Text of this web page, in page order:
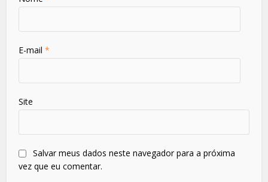
E-mail*
Site
Salvar meus dados neste navegador para a próxima
vez que eu comentar.